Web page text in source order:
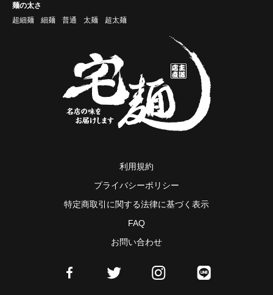
麺の太さ
超細麺
細麺 普通 太麺 超太麺
利用規約
プライバシーポリシー
特定商取引に関する法律に基づく表示
FAQ
お問い合わせ